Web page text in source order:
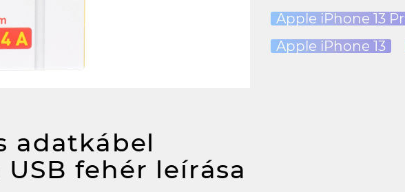
adatkábel
fehér leírása
Apple iPhone 13
Apple iPhone 13